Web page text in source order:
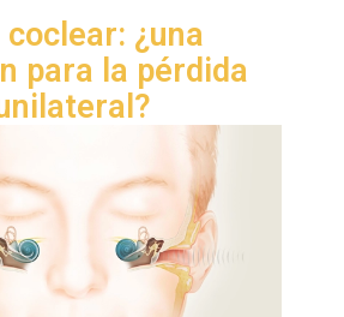
¿una
para la pérdida